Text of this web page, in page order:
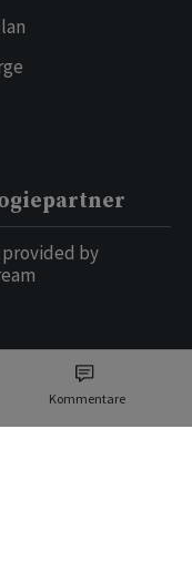
Kommentare
provided by